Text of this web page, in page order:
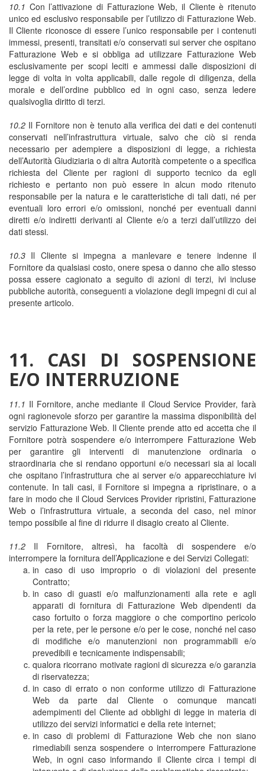
10.1 Con l’attivazione di Fatturazione Web, il Cliente è ritenuto
unico ed esclusivo responsabile per l’utilizzo di Fatturazione Web.
Il Cliente riconosce di essere l’unico responsabile per i contenuti
immessi, presenti, transitati e/o conservati sui server che ospitano
Fatturazione Web e si obbliga ad utilizzare Fatturazione Web
esclusivamente per scopi leciti e ammessi dalle disposizioni di
legge di volta in volta applicabili, dalle regole di diligenza, della
morale e dell’ordine pubblico ed in ogni caso, senza ledere
qualsivoglia diritto di terzi.
10.2 Il Fornitore non è tenuto alla verifica dei dati e dei contenuti
conservati nell’infrastruttura virtuale, salvo che ciò si renda
necessario per adempiere a disposizioni di legge, a richiesta
dell’Autorità Giudiziaria o di altra Autorità competente o a specifica
richiesta del Cliente per ragioni di supporto tecnico da egli
richiesto e pertanto non può essere in alcun modo ritenuto
responsabile per la natura e le caratteristiche di tali dati, né per
eventuali loro errori e/o omissioni, nonché per eventuali danni
diretti e/o indiretti derivanti al Cliente e/o a terzi dall’utilizzo dei
dati stessi.
10.3 Il Cliente si impegna a manlevare e tenere indenne il
Fornitore da qualsiasi costo, onere spesa o danno che allo stesso
possa essere cagionato a seguito di azioni di terzi, ivi incluse
pubbliche autorità, conseguenti a violazione degli impegni di cui al
presente articolo.
11. CASI DI SOSPENSIONE
E/O INTERRUZIONE
11.1 Il Fornitore, anche mediante il Cloud Service Provider, farà
ogni ragionevole sforzo per garantire la massima disponibilità del
servizio Fatturazione Web. Il Cliente prende atto ed accetta che il
Fornitore potrà sospendere e/o interrompere Fatturazione Web
per garantire gli interventi di manutenzione ordinaria o
straordinaria che si rendano opportuni e/o necessari sia ai locali
che ospitano l’infrastruttura che ai server e/o apparecchiature ivi
contenute. In tali casi, il Fornitore si impegna a ripristinare, o a
fare in modo che il Cloud Services Provider ripristini, Fatturazione
Web o l’infrastruttura virtuale, a seconda del caso, nel minor
tempo possibile al fine di ridurre il disagio creato al Cliente.
11.2 Il Fornitore, altresì, ha facoltà di sospendere e/o
interrompere la fornitura dell’Applicazione e dei Servizi Collegati:
in caso di uso improprio o di violazioni del presente
Contratto;
in caso di guasti e/o malfunzionamenti alla rete e agli
apparati di fornitura di Fatturazione Web dipendenti da
caso fortuito o forza maggiore o che comportino pericolo
per la rete, per le persone e/o per le cose, nonché nel caso
di modifiche e/o manutenzioni non programmabili e/o
prevedibili e tecnicamente indispensabili;
qualora ricorrano motivate ragioni di sicurezza e/o garanzia
di riservatezza;
in caso di errato o non conforme utilizzo di Fatturazione
Web da parte dal Cliente o comunque mancati
adempimenti del Cliente ad obblighi di legge in materia di
utilizzo dei servizi informatici e della rete internet;
in caso di problemi di Fatturazione Web che non siano
rimediabili senza sospendere o interrompere Fatturazione
Web, in ogni caso informando il Cliente circa i tempi di